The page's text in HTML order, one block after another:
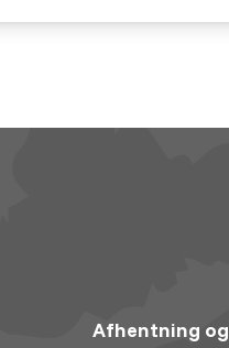
Afhentning og